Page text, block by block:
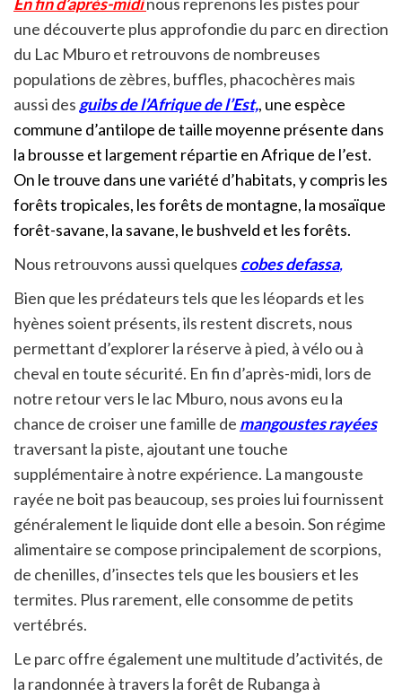
une découverte plus approfondie du parc en direction
du Lac Mburo et retrouvons de nombreuses
populations de zèbres, buffles, phacochères mais
aussi des guibs de l’Afrique de l’Est,, une espèce
commune d’antilope de taille moyenne présente dans
la brousse et largement répartie en Afrique de l’est.
On le trouve dans une variété d’habitats, y compris les
forêts tropicales, les forêts de montagne, la mosaïque
forêt-savane, la savane, le bushveld et les forêts.
Nous retrouvons aussi quelques cobes defassa,
Bien que les prédateurs tels que les léopards et les
hyènes soient présents, ils restent discrets, nous
permettant d’explorer la réserve à pied, à vélo ou à
cheval en toute sécurité. En fin d’après-midi, lors de
notre retour vers le lac Mburo, nous avons eu la
chance de croiser une famille de mangoustes rayées
traversant la piste, ajoutant une touche
supplémentaire à notre expérience. La mangouste
rayée ne boit pas beaucoup, ses proies lui fournissent
généralement le liquide dont elle a besoin. Son régime
alimentaire se compose principalement de scorpions,
de chenilles, d’insectes tels que les bousiers et les
termites. Plus rarement, elle consomme de petits
vertébrés.
Le parc offre également une multitude d’activités, de
la randonnée à travers la forêt de Rubanga à